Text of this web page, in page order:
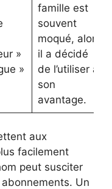
»
»
famille est
souvent
moqué, alors
il a décidé
de l’utiliser à
son
avantage.
aux
facilement
peut susciter
Un